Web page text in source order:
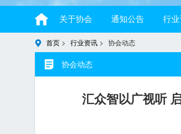
关于协会 通知公告 行
首页 > 行业资讯 > 协会动态
协会动态
汇众智以广视听